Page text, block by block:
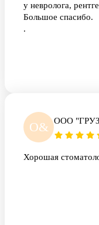
у невролога,
Большое спасибо.
.
О& ООО
Хорошая